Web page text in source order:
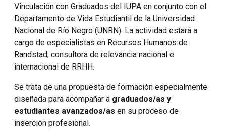
Vinculación con Graduados del IUPA en conjunto con el
Departamento de Vida Estudiantil de la Universidad
Nacional de Río Negro (UNRN). La actividad estará a
cargo de especialistas en Recursos Humanos de
Randstad, consultora de relevancia nacional e
internacional de RRHH.
Se trata de una propuesta de formación especialmente
diseñada para acompañar a graduados/as y
estudiantes avanzados/as en su proceso de
inserción profesional.